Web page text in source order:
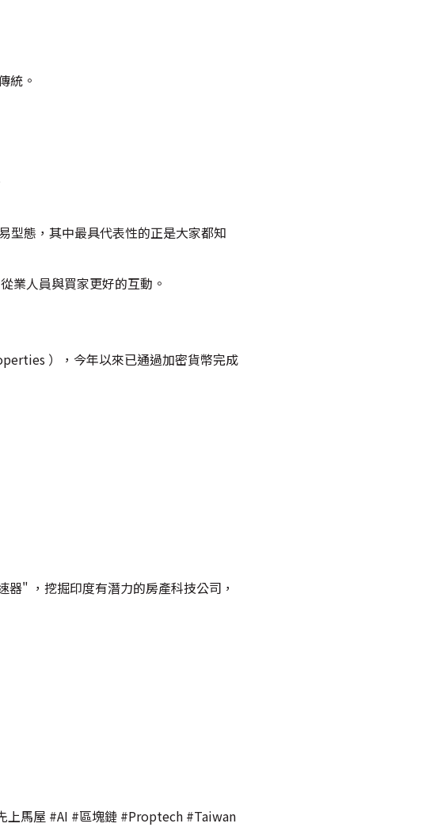
統。
型態，其中最具代表性的正是大家都知
業人員與買家更好的互動。
），今年以來已通過加密貨幣完成
" ，挖掘印度有潛力的房產科技公司，
上馬屋 #AI #區塊鏈 #Proptech #Taiwan